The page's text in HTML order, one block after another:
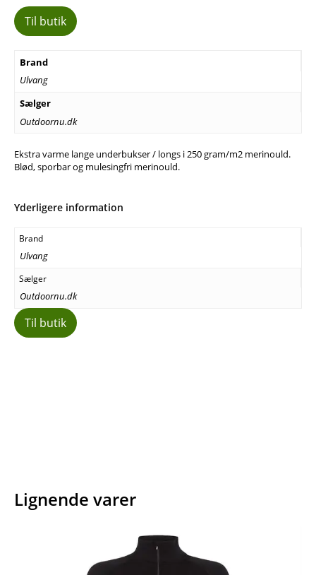
Til butik
Brand
Ulvang
Sælger
Outdoornu.dk
Ekstra varme lange underbukser / longs i 250 gram/m2 merinould.
Blød, sporbar og mulesingfri merinould.
Yderligere information
Brand
Ulvang
Sælger
Outdoornu.dk
Til butik
Lignende varer